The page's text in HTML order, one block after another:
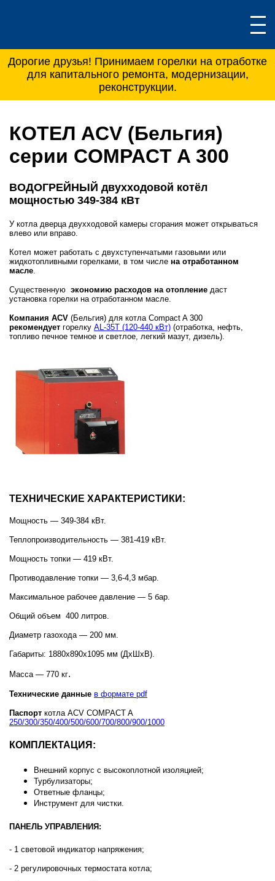
Дорогие друзья! Принимаем горелки на отработке
для капитального ремонта, модернизации,
реконструкции.
КОТЕЛ ACV (Бельгия)
серии COMPACT A 300
ВОДОГРЕЙНЫЙ двухходовой котёл
мощностью 349-384 кВт
У котла дверца двухходовой камеры сгорания может открываться
влево или вправо.
Котел может работать с двухступенчатыми газовыми или
жидкотопливными горелками, в том числе на отработанном
масле
Существенную экономию расходов на отопление даст
установка горелки на отработанном масле.
Компания ACV (Бельгия) для котла Compact A 300
рекомендует горелку AL-35Т (120-440 кВт) (отработка, нефть,
топливо печное темное и светлое, легкий мазут, дизель).
ТЕХНИЧЕСКИЕ ХАРАКТЕРИСТИКИ:
Мощность — 349-384 кВт.
Теплопроизводительность — 381-419 кВт.
Мощность топки — 419 кВт.
Противодавление топки — 3,6-4,3 мбар.
Максимальное рабочее давление — 5 бар.
Общий объем 400 литров.
Диаметр газохода — 200 мм.
Габариты: 1880х890х1095 мм (ДхШхВ).
Масса — 770 кг.
Технические данные в формате pdf
Паспорт котла ACV COMPACT A
250/300/350/400/500/600/700/800/900/1000
КОМПЛЕКТАЦИЯ:
Внешний корпус с высокоплотной изоляцией;
Турбулизаторы;
Ответные фланцы;
Инструмент для чистки.
ПАНЕЛЬ УПРАВЛЕНИЯ:
- 1 световой индикатор напряжения;
- 2 регулировочных термостата котла;